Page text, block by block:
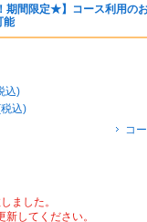
期間限定★】コース利用の
能
込)
込)
コ
ました。
してください。